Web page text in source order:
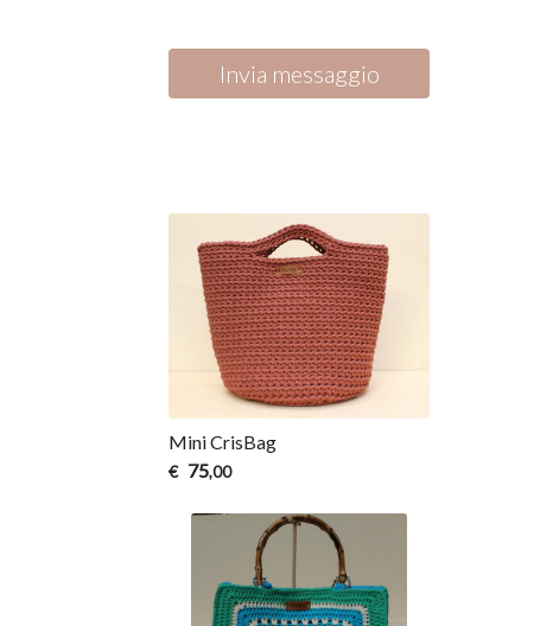
Invia messaggio
Mini CrisBag
€ 75,00